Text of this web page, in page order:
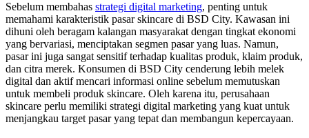
Sebelum membahas strategi digital marketing, penting untuk
memahami karakteristik pasar skincare di BSD City. Kawasan ini
dihuni oleh beragam kalangan masyarakat dengan tingkat ekonomi
yang bervariasi, menciptakan segmen pasar yang luas. Namun,
pasar ini juga sangat sensitif terhadap kualitas produk, klaim produk,
dan citra merek. Konsumen di BSD City cenderung lebih melek
digital dan aktif mencari informasi online sebelum memutuskan
untuk membeli produk skincare. Oleh karena itu, perusahaan
skincare perlu memiliki strategi digital marketing yang kuat untuk
menjangkau target pasar yang tepat dan membangun kepercayaan.